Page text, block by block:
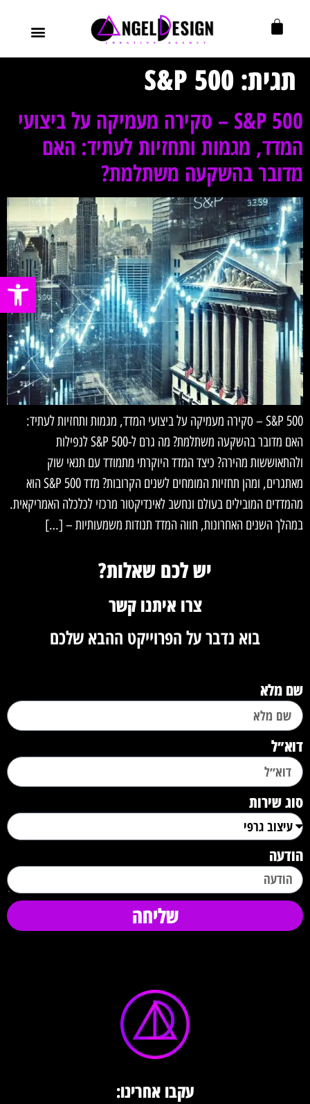
פתח
תגית: S&P 500
S&P 500 – סקירה מעמיקה על ביצועי
המדד, מגמות ותחזיות לעתיד: האם
מדובר בהשקעה משתלמת?
S&P 500 – סקירה מעמיקה על ביצועי המדד, מגמות ותחזיות לעתיד:
האם מדובר בהשקעה משתלמת? מה גרם ל-S&P 500 לנפילות
ולהתאוששות מהירה? כיצד המדד היוקרתי מתמודד עם תנאי שוק
מאתגרים, ומהן תחזיות המומחים לשנים הקרובות? מדד S&P 500 הוא
מהמדדים המובילים בעולם ונחשב לאינדיקטור מרכזי לכלכלה האמריקאית.
במהלך השנים האחרונות, חווה המדד תנודות משמעותיות – […]
יש לכם שאלות?
צרו איתנו קשר
בוא נדבר על הפרוייקט ההבא שלכם
שם מלא
דוא״ל
סוג שירות
הודעה
שליחה
עקבו אחרינו: